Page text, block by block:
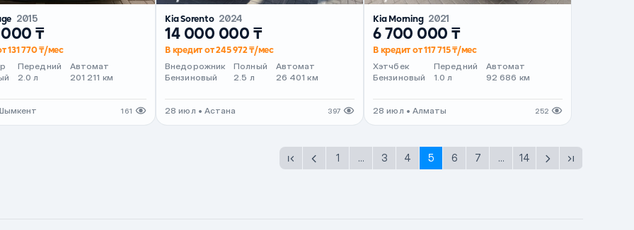
2015
₸
131 770 ₸/мес
Передний
2.0 л
Автомат
201 211 км
161
Kia Sorento 2024
14 000 000 ₸
В кредит от 245 972 ₸/мес
Внедорожник
Бензиновый
Полный
2.5 л
Автомат
26 401 км
28 июл • Астана 397
Kia Morning 2021
6 700 000 ₸
В кредит от 117 715 ₸/мес
Хэтчбек
Бензиновый
Передний
1.0 л
Автомат
92 686 км
28 июл • Алматы 252
1 ... 3 4 5 6 7 ... 14